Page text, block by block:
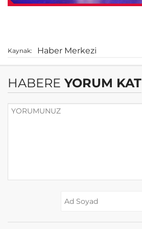
Kaynak: Haber Merkezi
HABERE YORUM KAT